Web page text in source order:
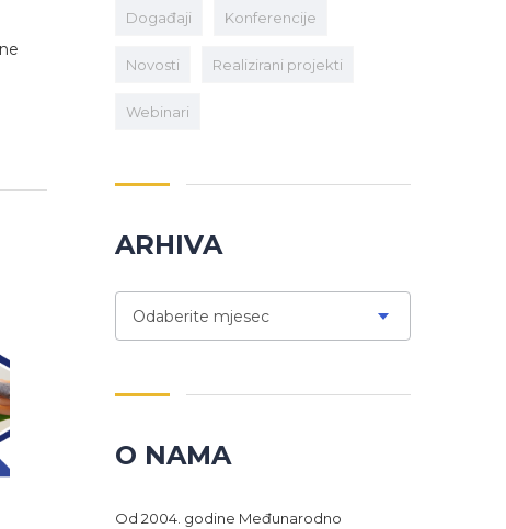
Događaji Konferencije
Novosti Realizirani projekti
Webinari
ARHIVA
Odaberite mjesec
O NAMA
Od 2004. godine Međunarodno